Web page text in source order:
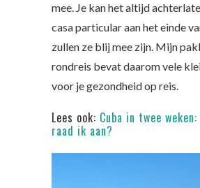
mee. Je kan het altijd
casa particular aan het einde
zullen ze blij mee zijn. Mijn
rondreis bevat daarom vele
voor je gezondheid op reis.
Lees ook: Cuba in twee
raad ik aan?